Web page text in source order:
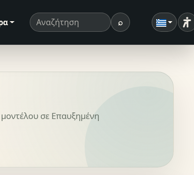
Όρος αναζήτησης ⌕Αναζήτηση
σε Επαυξημένη